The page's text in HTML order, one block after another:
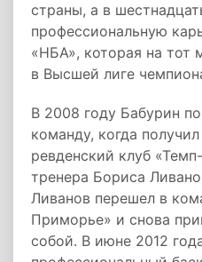
страны, а в
профессиональную
«НБА», которая на тот
в Высшей лиге
В 2008 году Бабурин
команду, когда
ревденский клуб
тренера Бориса
Ливанов перешел в
Приморье» и снова
собой. В июне 2012